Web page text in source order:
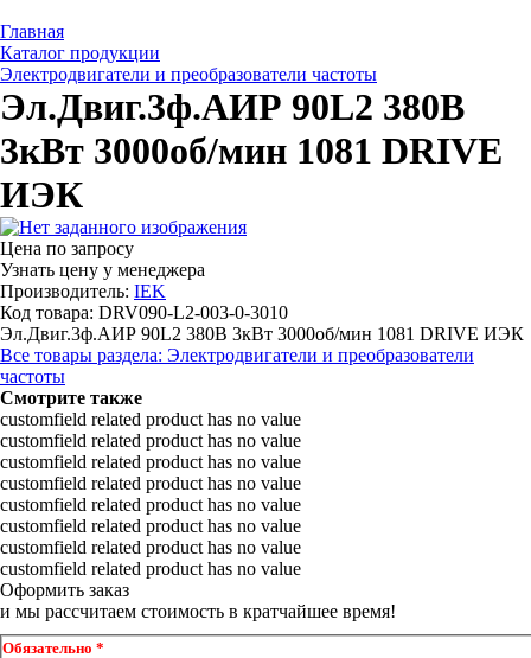
Главная
Каталог продукции
Электродвигатели и преобразователи частоты
Эл.Двиг.3ф.АИР 90L2 380В
3кВт 3000об/мин 1081 DRIVE
ИЭК
Цена по запросу
Узнать цену у менеджера
Производитель: IEK
Код товара: DRV090-L2-003-0-3010
Эл.Двиг.3ф.АИР 90L2 380В 3кВт 3000об/мин 1081 DRIVE ИЭК
Все товары раздела: Электродвигатели и преобразователи
частоты
Смотрите также
customfield related product has no value
customfield related product has no value
customfield related product has no value
customfield related product has no value
customfield related product has no value
customfield related product has no value
customfield related product has no value
customfield related product has no value
Оформить заказ
и мы рассчитаем стоимость в кратчайшее время!
Обязательно *